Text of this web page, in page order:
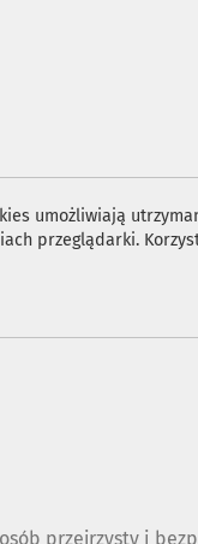
umożliwiają
przeglądarki.
przejrzysty i